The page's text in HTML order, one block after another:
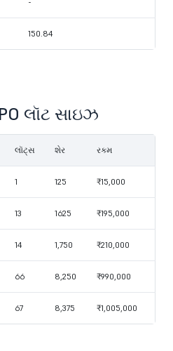
150.84
લૉટ સાઇઝ
લૉટ્સ શેર રકમ
1 125 ₹15,000
13 1625 ₹195,000
14 1,750 ₹210,000
66 8,250 ₹990,000
67 8,375 ₹1,005,000